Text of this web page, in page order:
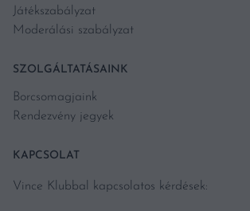
Játékszabályzat
Moderálási szabályzat
SZOLGÁLTATÁSAINK
Borcsomagjaink
Rendezvény jegyek
KAPCSOLAT
Vince Klubbal kapcsolatos kérdések: